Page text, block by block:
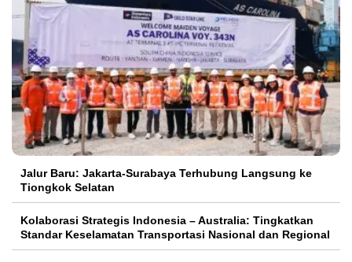
Jalur Baru: Jakarta-Surabaya Terhubung Langsung ke
Tiongkok Selatan
Kolaborasi Strategis Indonesia – Australia: Tingkatkan
Standar Keselamatan Transportasi Nasional dan Regional